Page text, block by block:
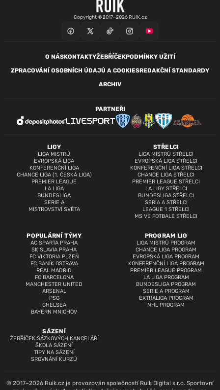
Copyright © 2017–2026 RUIK.cz
O NÁSKONTAKTYŽEBŘÍČEKPODMÍNKY UŽITÍ
ZPRACOVÁNÍ OSOBNÍCH ÚDAJŮ A COOKIESREDAKČNÍ STANDARDY
ARCHIV
LIGY
LIGA MISTRŮ
EVROPSKÁ LIGA
KONFERENČNÍ LIGA
CHANCE LIGA (1. ČESKÁ LIGA)
PREMIER LEAGUE
LA LIGA
BUNDESLIGA
SERIE A
MISTROVSTVÍ SVĚTA
STŘELCI
LIGA MISTRŮ STŘELCI
EVROPSKÁ LIGA STŘELCI
KONFERENČNÍ LIGA STŘELCI
CHANCE LIGA STŘELCI
PREMIER LEAGUE STŘELCI
LA LIGY STŘELCI
BUNDESLIGA STŘELCI
SERIA A STŘELCI
LEAGUE 1 STŘELCI
MS VE FOTBALE STŘELCI
POPULÁRNÍ TÝMY
AC SPARTA PRAHA
SK SLAVIA PRAHA
FC VIKTORIA PLZEŇ
FC BANÍK OSTRAVA
REAL MADRID
FC BARCELONA
MANCHESTER UNITED
ARSENAL
PSG
CHELSEA
BAYERN MNICHOV
PROGRAM LIG
LIGA MISTRŮ PROGRAM
CHANCE LIGA PROGRAM
EVROPSKÁ LIGA PROGRAM
KONFERENČNÍ LIGA PROGRAM
PREMIER LEAGUE PROGRAM
LA LIGA PROGRAM
BUNDESLIGA PROGRAM
SERIE A PROGRAM
EXTRALIGA PROGRAM
NHL PROGRAM
SÁZENÍ
ŽEBŘÍČEK SÁZKOVÝCH KANCELÁŘÍ
ŠKOLA SÁZENÍ
TIPY NA SÁZENÍ
SROVNÁNÍ KURZŮ
PARTNEŘI
© 2017–2026 Ruik.cz je provozován společností Ruik Digital s.r.o. Sportovní